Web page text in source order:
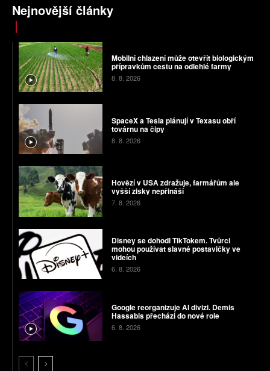
Nejnovější články
Mobilní chlazení může otevřít biologickým
přípravkům cestu na odlehlé farmy
8. 8. 2026
SpaceX a Tesla plánují v Texasu obří
továrnu na čipy
8. 8. 2026
Hovězí v USA zdražuje, farmářům ale
vyšší zisky nepřináší
7. 8. 2026
Disney se dohodl TikTokem. Tvůrci
mohou používat slavné postavičky ve
videích
6. 8. 2026
Google reorganizuje AI divizi. Demis
Hassabis přechází do nové role
6. 8. 2026